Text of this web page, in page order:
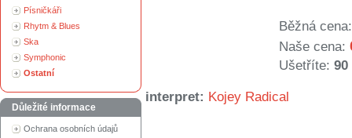
Písničkáři
Rhytm & Blues
Ska
Symphonic
Ostatní
Důležité informace
Ochrana osobních údajů
Běžná cena:
Naše cena:
Ušetříte: 90
interpret: Kojey Radical